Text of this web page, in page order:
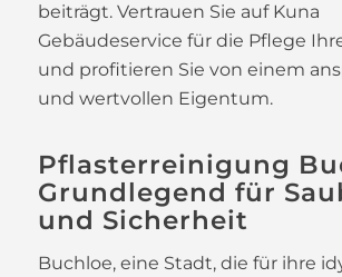
beiträgt. Vertrauen Sie auf Kuna
Gebäudeservice für die Pflege
und profitieren Sie von einem
und wertvollen Eigentum.
Pflasterreinigung
Grundlegend für
und Sicherheit
Buchloe, eine Stadt, die für ihre